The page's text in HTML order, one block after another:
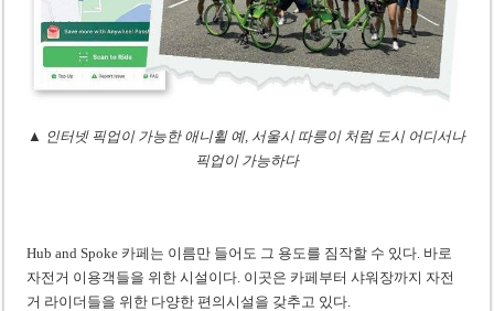
▲ 인터넷 픽업이 가능한 애니휠 예, 서울시 따릉이 처럼 도시 어디서나
픽업이 가능하다
Hub and Spoke 카페는 이름만 들어도 그 용도를 짐작할 수 있다. 바로
자전거 이용객들을 위한 시설이다. 이곳은 카페부터 샤워장까지 자전
거 라이더들을 위한 다양한 편의시설을 갖추고 있다.